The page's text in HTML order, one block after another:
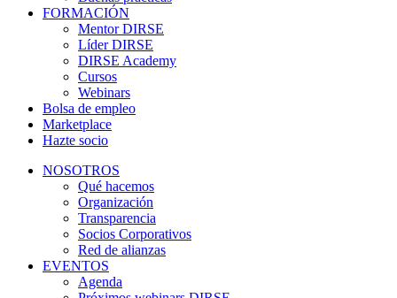
FORMACIÓN
Mentor DIRSE
Líder DIRSE
DIRSE Academy
Cursos
Webinars
Bolsa de empleo
Marketplace
Hazte socio
NOSOTROS
Qué hacemos
Organización
Transparencia
Socios Corporativos
Red de alianzas
EVENTOS
Agenda